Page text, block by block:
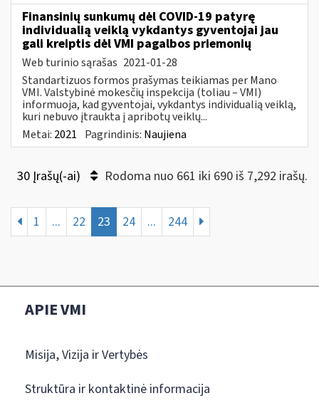
Finansinių sunkumų dėl COVID-19 patyrę
individualią veiklą vykdantys gyventojai jau
gali kreiptis dėl VMI pagalbos priemonių
Web turinio sąrašas 2021-01-28
Standartizuos formos prašymas teikiamas per Mano
VMI. Valstybinė mokesčių inspekcija (toliau – VMI)
informuoja, kad gyventojai, vykdantys individualią veiklą,
kuri nebuvo įtraukta į apribotų veiklų...
Metai: 2021 Pagrindinis: Naujiena
30 Įrašų(-ai) Rodoma nuo 661 iki 690 iš 7,292 irašų.
1 ... 22 23 24 ... 244
APIE VMI
Misija, Vizija ir Vertybės
Struktūra ir kontaktinė informacija